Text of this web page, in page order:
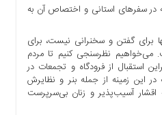
سفرهای استانی و اختصاص آن به
برای گفتن و سخنرانی نیست، برای
نظرسنجی کنیم تا مردم
استقبال از فرودگاه و تجمعات در
در این زمینه از جمله بنر و نظایرش
آسیب‌پذیر و زنان بی‌سرپرست